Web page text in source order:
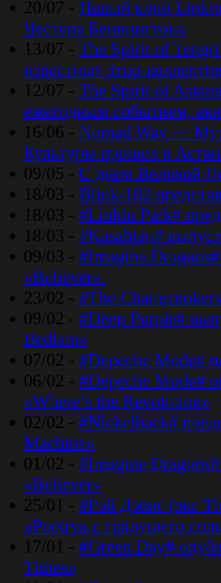
20/07 - Новый клип Linkin
Честера Беннингтона
13/07 - The Spirit of Tengri
известных этно-
12/07 - The Spirit of
ежегодным событием,
16/06 - Nomad Way —
Культуры прошел в
09/05 - С днем Великой
18/03 - Blink-182
18/03 - #Linkin Park#
18/03 - #Kasabian#
09/03 - #Imagine
«Believer».
23/02 - #The
09/02 - #Deep Purple#
Bedlam»
07/02 - #Depeche Mode#
06/02 - #Depeche Mode#
«Where’s the Revolution»
02/02 - #Nickelback#
Machine»
01/02 - #Imagine
«Believer»
25/01 - #Рэй Дэвис (экс
«Poetry» с грядущего
17/01 - #Green Day#
Times»